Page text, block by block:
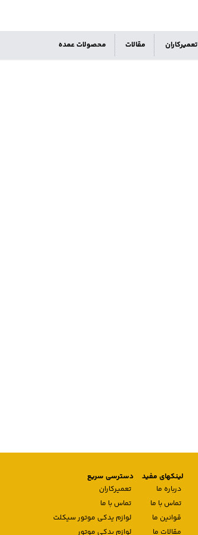
تعمیرکاران مقالات محصولات عمده
لینکهای مفید
درباره ما
تماس با ما
قوانین ما
مقالات ما
دسترسی سریع
تعمیرکاران
تماس با ما
لوازم یدکی موتور سیکلت
لوازم یدکی موتور